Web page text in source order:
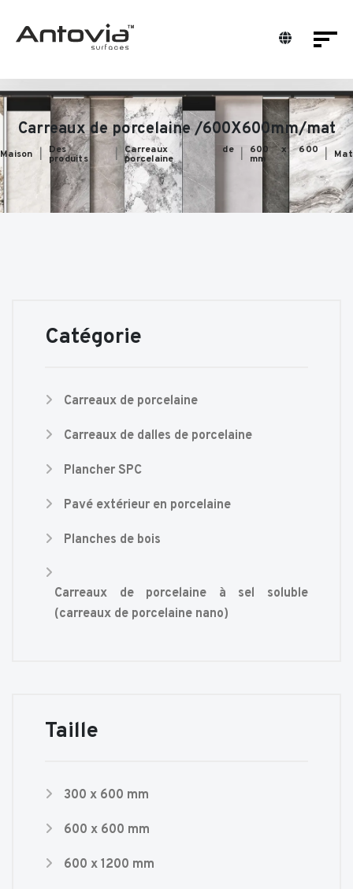
Carreaux de porcelaine /600X600mm/mat
Maison Des
produits
Carreaux de
porcelaine
600 x 600
mm Mat
Catégorie
Carreaux de porcelaine
Carreaux de dalles de porcelaine
Plancher SPC
Pavé extérieur en porcelaine
Planches de bois
Carreaux de porcelaine à sel soluble
(carreaux de porcelaine nano)
Taille
300 x 600 mm
600 x 600 mm
600 x 1200 mm